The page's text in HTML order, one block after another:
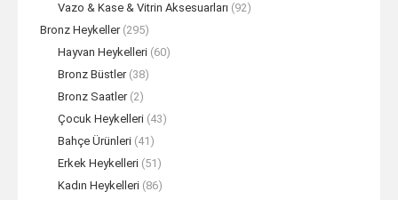
Vazo & Kase & Vitrin Aksesuarları (92)
Bronz Heykeller (295)
Hayvan Heykelleri (60)
Bronz Büstler (38)
Bronz Saatler (2)
Çocuk Heykelleri (43)
Bahçe Ürünleri (41)
Erkek Heykelleri (51)
Kadın Heykelleri (86)